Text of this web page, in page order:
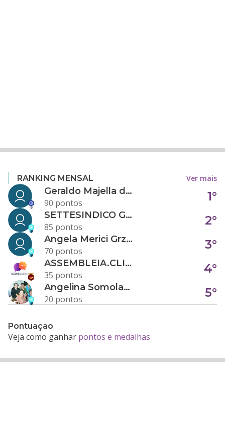
RANKING MENSAL Ver mais
Geraldo Majella da Silva
90 pontos
1°
SETTESINDICO GOVERNANÇA CONDOMINIAL
85 pontos
2°
Angela Merici Grzybowski
70 pontos
3°
ASSEMBLEIA.CLICK
35 pontos
4°
Angelina Somolanji R. Oliveira
20 pontos
5°
Pontuação
Veja como ganhar pontos e medalhas